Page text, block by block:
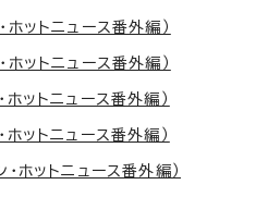
ットニュース番外編）
ットニュース番外編）
ットニュース番外編）
ットニュース番外編）
ホットニュース番外編）